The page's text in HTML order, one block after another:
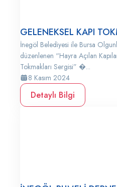
GELENEKSEL KAPI
İnegöl Belediyesi ile Bursa
düzenlenen “Hayra Açılan
Tokmakları Sergisi” �...
8 Kasım 2024
Detaylı Bilgi